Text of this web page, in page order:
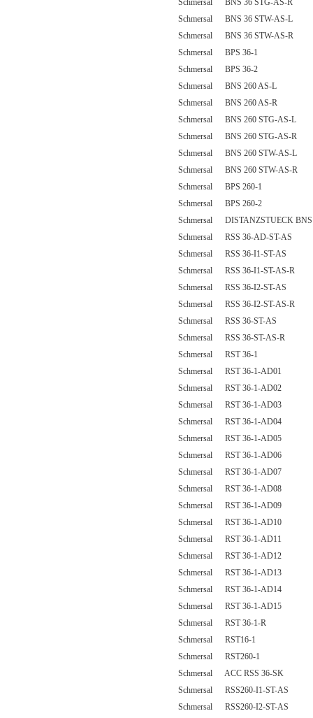
Schmersal BNS 36 STG-AS-R
Schmersal BNS 36 STW-AS-L
Schmersal BNS 36 STW-AS-R
Schmersal BPS 36-1
Schmersal BPS 36-2
Schmersal BNS 260 AS-L
Schmersal BNS 260 AS-R
Schmersal BNS 260 STG-AS-L
Schmersal BNS 260 STG-AS-R
Schmersal BNS 260 STW-AS-L
Schmersal BNS 260 STW-AS-R
Schmersal BPS 260-1
Schmersal BPS 260-2
Schmersal DISTANZSTUECK BNS
Schmersal RSS 36-AD-ST-AS
Schmersal RSS 36-I1-ST-AS
Schmersal RSS 36-I1-ST-AS-R
Schmersal RSS 36-I2-ST-AS
Schmersal RSS 36-I2-ST-AS-R
Schmersal RSS 36-ST-AS
Schmersal RSS 36-ST-AS-R
Schmersal RST 36-1
Schmersal RST 36-1-AD01
Schmersal RST 36-1-AD02
Schmersal RST 36-1-AD03
Schmersal RST 36-1-AD04
Schmersal RST 36-1-AD05
Schmersal RST 36-1-AD06
Schmersal RST 36-1-AD07
Schmersal RST 36-1-AD08
Schmersal RST 36-1-AD09
Schmersal RST 36-1-AD10
Schmersal RST 36-1-AD11
Schmersal RST 36-1-AD12
Schmersal RST 36-1-AD13
Schmersal RST 36-1-AD14
Schmersal RST 36-1-AD15
Schmersal RST 36-1-R
Schmersal RST16-1
Schmersal RST260-1
Schmersal ACC RSS 36-SK
Schmersal RSS260-I1-ST-AS
Schmersal RSS260-I2-ST-AS